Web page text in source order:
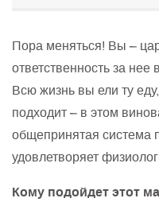
Пора меняться! Вы –
ответственность за нее
Всю жизнь вы ели ту
подходит – в этом
общепринятая система
удовлетворяет
Кому подойдет этот